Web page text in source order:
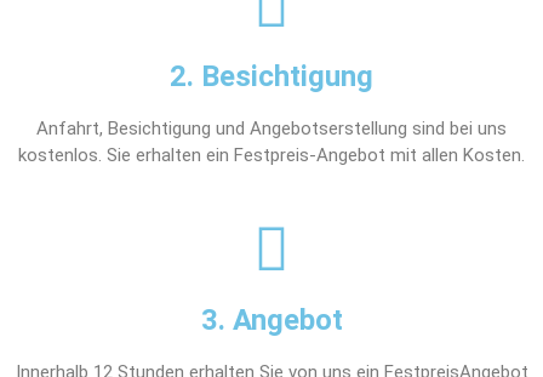
2. Besichtigung
Anfahrt, Besichtigung und Angebotserstellung sind bei uns
kostenlos. Sie erhalten ein Festpreis-Angebot mit allen Kosten.
3. Angebot
Innerhalb 12 Stunden erhalten Sie von uns ein FestpreisAngebot